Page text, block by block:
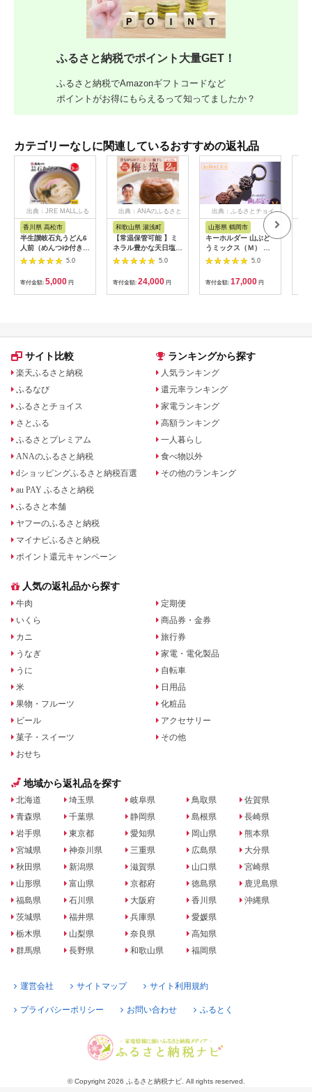
ふるさと納税でポイント大量GET！
ふるさと納税でAmazonギフトコードなど
ポイントがお得にもらえるって知ってましたか？
カテゴリーなしに関連しているおすすめの返礼品
出典：JRE MALLふる
さと納税
香川県 高松市
半生讃岐石丸うどん6
人前（めんつゆ付き）
麺300g×2袋
5.0
寄付金額: 5,000 円
出典：ANAのふるさと
和歌山県 湯浅町
【常温保管可能 】ミ
ネラル豊かな天日塩だ
けで漬けた無添加梅干
し2kg 梅ボーイズ｜
B201_EP6024
5.0
寄付金額: 24,000 円
出典：ふるさとチョイ
山形県 鶴岡市
キーホルダー 山ぶど
うミックス（Ｍ） 山
形県鶴岡市 アトリエ
かおる | 山葡萄 雑貨
キーホルダー ギフト
贈り物 お取り寄せ 返
礼品
5.0
寄付金額: 17,000 円
サイト比較
楽天ふるさと納税
ふるなび
ふるさとチョイス
さとふる
ふるさとプレミアム
ANAのふるさと納税
dショッピングふるさと納税百選
au PAY ふるさと納税
ふるさと本舗
ヤフーのふるさと納税
マイナビふるさと納税
ポイント還元キャンペーン
ランキングから探す
人気ランキング
還元率ランキング
家電ランキング
高額ランキング
一人暮らし
食べ物以外
その他のランキング
人気の返礼品から探す
牛肉
いくら
カニ
うなぎ
うに
米
果物・フルーツ
ビール
菓子・スイーツ
おせち
定期便
商品券・金券
旅行券
家電・電化製品
自転車
日用品
化粧品
アクセサリー
その他
地域から返礼品を探す
北海道
青森県
岩手県
宮城県
秋田県
山形県
福島県
茨城県
栃木県
群馬県
埼玉県
千葉県
東京都
神奈川県
新潟県
富山県
石川県
福井県
山梨県
長野県
岐阜県
静岡県
愛知県
三重県
滋賀県
京都府
大阪府
兵庫県
奈良県
和歌山県
鳥取県
島根県
岡山県
広島県
山口県
徳島県
香川県
愛媛県
高知県
福岡県
佐賀県
長崎県
熊本県
大分県
宮崎県
鹿児島県
沖縄県
運営会社 サイトマップ サイト利用規約
プライバシーポリシー お問い合わせ ふるとく
© Copyright 2026 ふるさと納税ナビ. All rights reserved.